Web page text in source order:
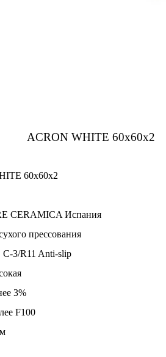
ACRON WHITE 60x60x2
60x60x2
CERAMICA Испания
прессования
C-3/R11 Anti-slip
3%
F100